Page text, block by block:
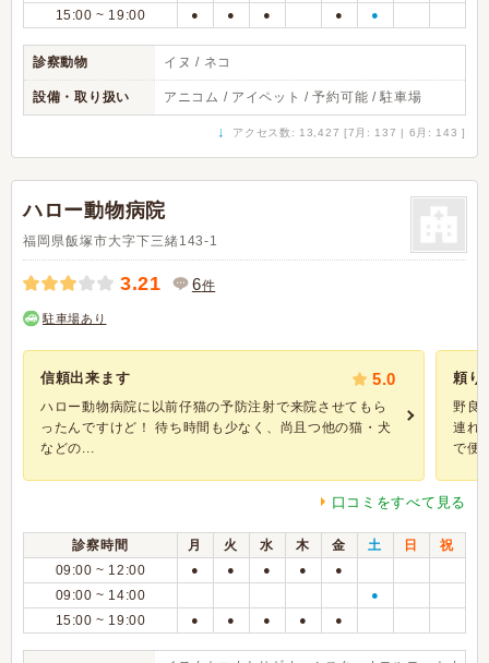
15:00 ~ 19:00 ● ● ● ● ●
診察動物 イヌ / ネコ
設備・取り扱い アニコム / アイペット / 予約可能 / 駐車場
↓ アクセス数: 13,427 [7月: 137 | 6月: 143 ]
ハロー動物病院
福岡県飯塚市大字下三緒143-1
3.21 6件
駐車場あり
信頼出来ます 5.0
ハロー動物病院に以前仔猫の予防注射で来院させてもら
ったんですけど！ 待ち時間も少なく、尚且つ他の猫・犬
などの...
頼り
野良
連れ
で便
口コミをすべて見る
診察時間 月 火 水 木 金 土 日
祝
09:00 ~ 12:00
● ● ● ● ●
09:00 ~ 14:00 ●
15:00 ~ 19:00 ● ● ● ● ●